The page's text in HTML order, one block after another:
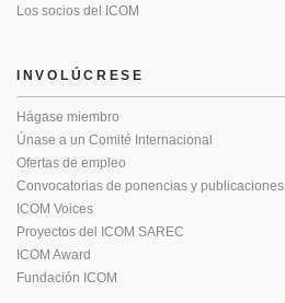
Los socios del ICOM
INVOLÚCRESE
Hágase miembro
Únase a un Comité Internacional
Ofertas de empleo
Convocatorias de ponencias y publicaciones
ICOM Voices
Proyectos del ICOM SAREC
ICOM Award
Fundación ICOM